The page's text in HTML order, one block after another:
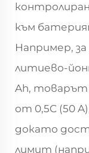
към
Например,
литиево-
Ah, товарът
от 0,5C (50
докато
лимит